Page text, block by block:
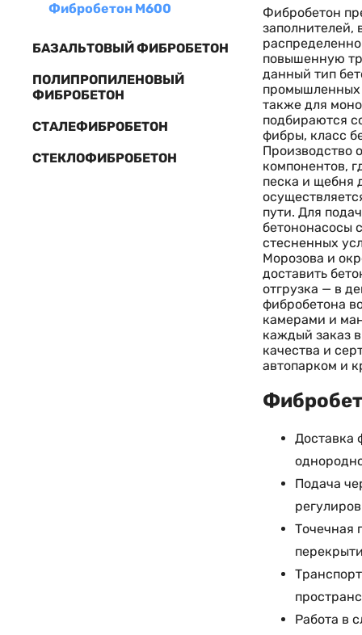
Фибробетон М600
БАЗАЛЬТОВЫЙ ФИБРОБЕТОН
ПОЛИПРОПИЛЕНОВЫЙ
ФИБРОБЕТОН
СТАЛЕФИБРОБЕТОН
СТЕКЛОФИБРОБЕТОН
Фибробетон
заполнителей,
повышенную
данный тип
промышленных
также для
подбираются
фибры, класс
Производство
компонентов,
песка и щебня
пути. Для
бетононасосы
стесненных
Морозова и
доставить
отгрузка — в
фибробетона
камерами и
каждый заказ
качества и
автопарком и
Доставка
Подача
Точечная
Работа в